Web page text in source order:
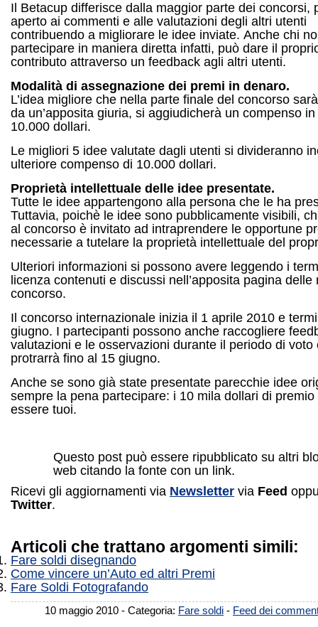
Il Betacup differisce dalla maggior parte dei concorsi,
aperto ai commenti e alle valutazioni degli altri utenti
contribuendo a migliorare le idee inviate. Anche chi
partecipare in maniera diretta infatti, può dare il
contributo attraverso un feedback agli altri utenti.
Modalità di assegnazione dei premi in denaro.
L’idea migliore che nella parte finale del concorso
da un’apposita giuria, si aggiudicherà un compenso
10.000 dollari.
Le migliori 5 idee valutate dagli utenti si divideranno
ulteriore compenso di 10.000 dollari.
Proprietà intellettuale delle idee presentate.
Tutte le idee appartengono alla persona che le ha
Tuttavia, poichè le idee sono pubblicamente visibili,
al concorso è invitato ad intraprendere le opportune
necessarie a tutelare la proprietà intellettuale del
Ulteriori informazioni si possono avere leggendo i
licenza contenuti e discussi nell’apposita pagina delle
concorso.
Il concorso internazionale inizia il 1 aprile 2010 e
giugno. I partecipanti possono anche raccogliere
valutazioni e le osservazioni durante il periodo di voto
protrarrà fino al 15 giugno.
Anche se sono già state presentate parecchie idee
sempre la pena partecipare: i 10 mila dollari di
essere tuoi.
Questo post può essere ripubblicato su altri
web citando la fonte con un link.
Ricevi gli aggiornamenti via Newsletter via Feed
Twitter.
Articoli che trattano argomenti simili:
Fare soldi disegnando
Come vincere un’Auto ed altri Premi
Fare Soldi Fotografando
10 maggio 2010 - Categoria: Fare soldi - Feed dei